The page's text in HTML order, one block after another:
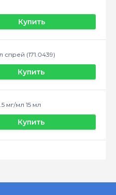
Купить
спрей (171.0439)
Купить
мг/мл 15 мл
Купить